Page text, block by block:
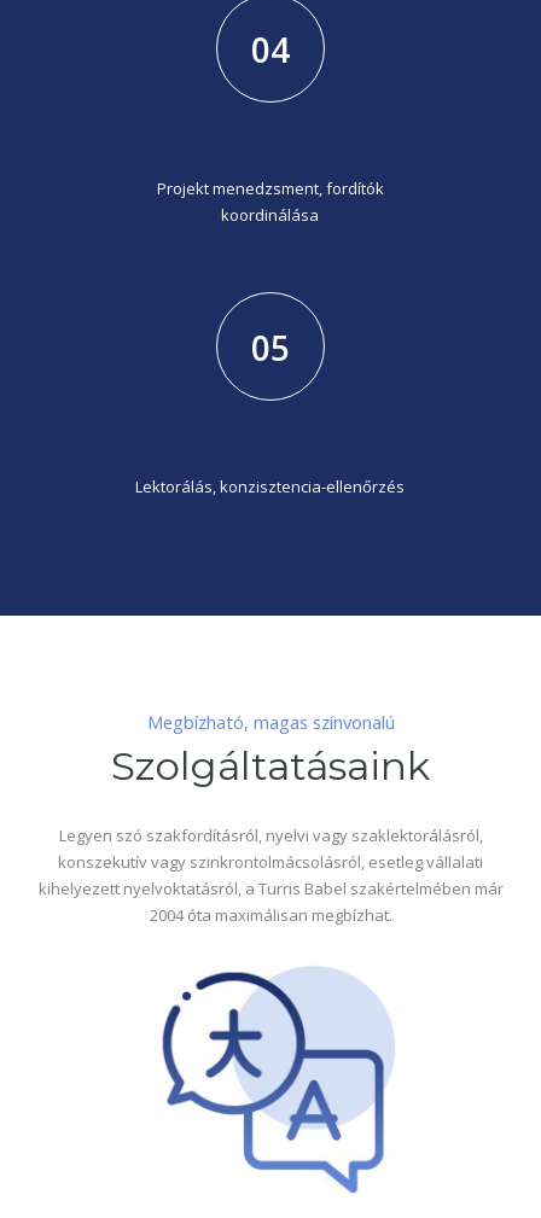
04
Projekt menedzsment, fordítók
koordinálása
05
Lektorálás, konzisztencia-ellenőrzés
Megbízható, magas színvonalú
Szolgáltatásaink
Legyen szó szakfordításról, nyelvi vagy szaklektorálásról,
konszekutív vagy szinkrontolmácsolásról, esetleg vállalati
kihelyezett nyelvoktatásról, a Turris Babel szakértelmében már
2004 óta maximálisan megbízhat.